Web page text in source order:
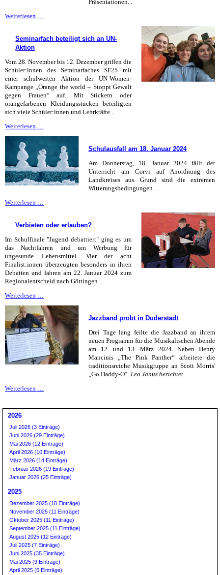
Präsentationen...
Weiterlesen …
Wohlbefinden
Seminarfach beteiligt sich an UN-
Aktion
Vom 28. November bis 12. Dezember griffen die
Schüler:innen des Seminarfaches SF25 mit
einer schulweiten Aktion der UN-Women-
Kampange „Orange the world – Stoppt Gewalt
gegen Frauen“ auf. Mit Stickern oder
orangefarbenen Kleidungsstücken beteiligten
sich viele Schüler:innen und Lehrkräfte...
Weiterlesen …
an
UN-
Aktion
Schulausfall am 18. Januar 2024
Am Donnerstag, 18. Januar 2024 fällt der
Unterricht am Corvi auf Anordnung des
Landkreises aus. Grund sind die extremen
Witterungsbedingungen…
Weiterlesen …
Januar
2024
Verbieten oder erlauben?
Im Schulfinale "Jugend debattiert" ging es um
das Nachtfahren und um Werbung für
ungesunde Lebensmittel. Vier der acht
Finalist:innen überzeugten besonders in ihren
Debatten und fahren am 22. Januar 2024 zum
Regionalentscheid nach Göttingen...
Weiterlesen …
erlauben?
Jazzband probt in Duderstadt
Drei Tage lang feilte die Jazzband an ihrem
neuen Programm für die Musikalischen Abende
am 12. und 13. März 2024. Neben Henry
Mancinis „The Pink Panther“ arbeitete die
traditionsreiche Musikgruppe an Scott Morris'
„Go Daddy-O“. Leo Janus berichtet...
Weiterlesen …
2026
Juli 2026 (3 Einträge)
Juni 2026 (29 Einträge)
Mai 2026 (12 Einträge)
April 2026 (10 Einträge)
März 2026 (14 Einträge)
Februar 2026 (19 Einträge)
Januar 2026 (25 Einträge)
2025
Dezember 2025 (18 Einträge)
November 2025 (11 Einträge)
Oktober 2025 (11 Einträge)
September 2025 (11 Einträge)
August 2025 (12 Einträge)
Juli 2025 (7 Einträge)
Juni 2025 (35 Einträge)
Mai 2025 (9 Einträge)
April 2025 (5 Einträge)